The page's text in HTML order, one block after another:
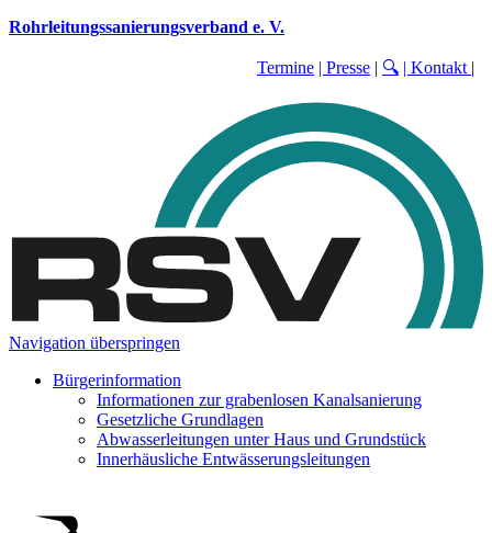
Rohrleitungssanierungsverband e. V.
Termine | Presse | 🔍 | Kontakt |
Navigation überspringen
Bürgerinformation
Informationen zur grabenlosen Kanalsanierung
Gesetzliche Grundlagen
Abwasserleitungen unter Haus und Grundstück
Innerhäusliche Entwässerungsleitungen